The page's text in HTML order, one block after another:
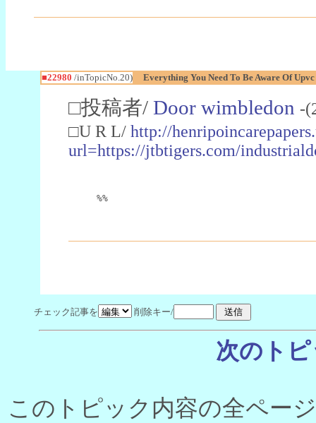
■22980 /inTopicNo.20) Everything You Need To Be Aware Of
□投稿者/ Door wimbledon -
□U R L/ http://
url=https://jtbtigers.com/
%%
チェック記事を 削除キー/
次のト
このトピック内容の全ペー